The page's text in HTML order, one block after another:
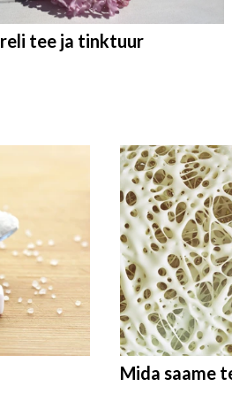
tee ja tinktuur
Mida saame